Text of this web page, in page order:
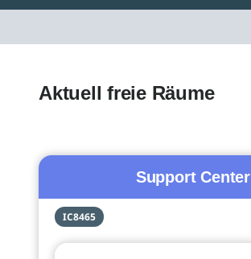
Aktuell freie Räume
Support Center
IC8465